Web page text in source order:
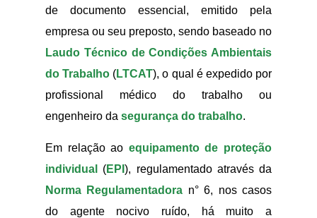
de documento essencial, emitido pela
empresa ou seu preposto, sendo baseado no
Laudo Técnico de Condições Ambientais
do Trabalho (LTCAT), o qual é expedido por
profissional médico do trabalho ou
engenheiro da segurança do trabalho.
Em relação ao equipamento de proteção
individual
(EPI), regulamentado através da
Norma Regulamentadora n° 6, nos casos
do agente nocivo ruído, há muito a